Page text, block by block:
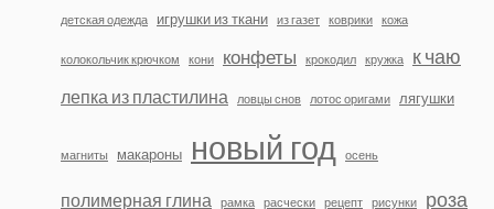
детская одежда игрушки из ткани из газет коврики кожа
колокольчик крючком кони конфеты крокодил кружка к чаю
лепка из пластилина ловцы снов лотос оригами лягушки
магниты макароны новый год осень
полимерная глина рамка расчески рецепт рисунки роза